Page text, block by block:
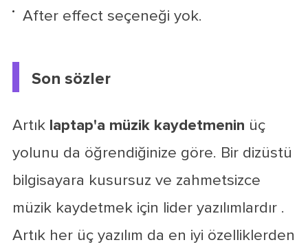
After effect seçeneği yok.
Son sözler
Artık laptap'a müzik kaydetmenin üç
yolunu da öğrendiğinize göre. Bir dizüstü
bilgisayara kusursuz ve zahmetsizce
müzik kaydetmek için lider yazılımlardır .
Artık her üç yazılım da en iyi özelliklerden